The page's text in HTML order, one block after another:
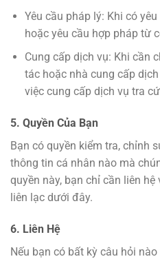
Yêu cầu pháp lý: Khi có
hoặc yêu cầu hợp pháp từ
Cung cấp dịch vụ: Khi cần
tác hoặc nhà cung cấp
việc cung cấp dịch vụ tra
5. Quyền Của Bạn
Bạn có quyền kiểm tra, chỉnh
thông tin cá nhân nào mà
quyền này, bạn chỉ cần liên
liên lạc dưới đây.
6. Liên Hệ
Nếu bạn có bất kỳ câu hỏi